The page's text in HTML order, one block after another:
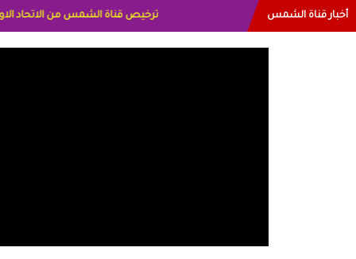
أخبار قناة الشمس